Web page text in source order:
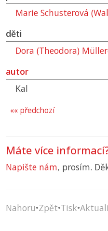
Marie Schusterová
děti
Dora (Theodora)
autor
Kal
«« předchozí
Máte více
Napište nám, prosím.
Nahoru•Zpět•Tisk•